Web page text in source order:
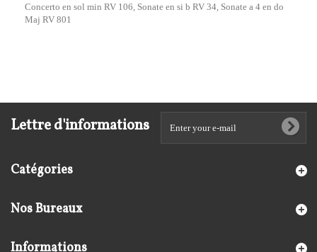
Concerto en sol min RV 106, Sonate en si b RV 34, Sonate a 4 en do
Maj RV 801
Lettre d'informations
Catégories
Nos Bureaux
Informations